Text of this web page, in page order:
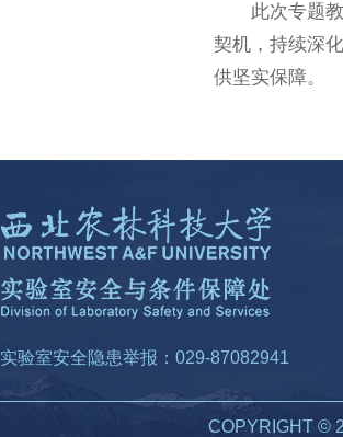
此次专题
契机，持续深
供坚实保障。
实验室安全隐患举报：029-87082941
COPYRIGHT ©